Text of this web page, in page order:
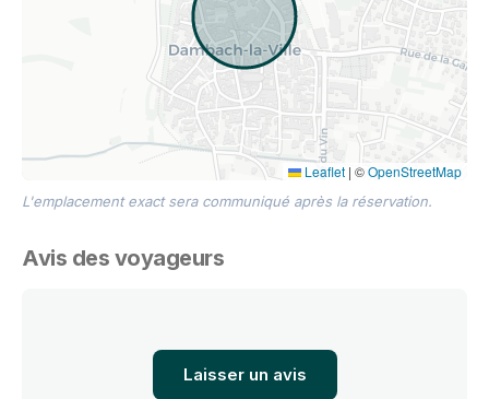
Leaflet | ©OpenStreetMap
L'emplacement exact sera communiqué après la réservation.
Avis des voyageurs
Laisser un avis